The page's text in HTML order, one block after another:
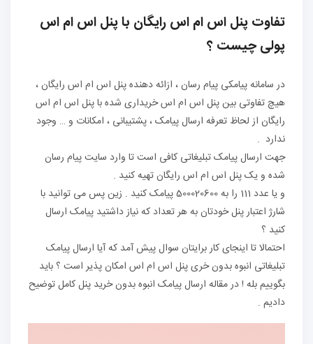
تفاوت پنل اس ام اس رایگان با پنل اس ام اس
پولی چیست ؟
در سامانه پیامکی پیام رسان ، ازائه دهنده پنل اس ام اس رایگان ،
هیچ تفاوتی بین پنل اس ام اس خریداری شده با پنل اس ام اس
رایگان از لحاظ تعرفه ارسال پیامک ، پشتیبانی ، امکانات و … وجود
ندارد .
جهت ارسال پیامک تبلیغاتی کافی است تا وارد سایت پیام رسان
شده و یک پنل اس ام اس رایگان تهیه کنید .
و یا عدد 111 را به 500020600 پیامک کنید . زین پس می توانید با
شارژ اعتبار پنل خودتان به هر تعداد که نیاز داشتید پیامک ارسال
کنید ؟
احتمالا تا اینجای کار برایتان سوال پیش آمد که آیا ارسال پیامک
تبلیغاتی انبوه بدون خری پنل اس ام اس امکان پذیر است ؟ باید
بگوییم بله ! در مقاله ارسال پیامک انبوه بدون خرید پنل کامل توضیح
دادیم .